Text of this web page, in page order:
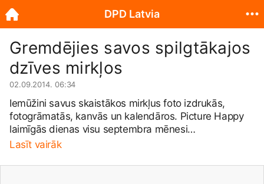
Gremdējies savos spilgtākajos
dzīves mirkļos
02.09.2014. 06:34
Iemūžini savus skaistākos mirkļus foto izdrukās,
fotogrāmatās, kanvās un kalendāros. Picture Happy
laimīgās dienas visu septembra mēnesi
www.picturehappy.lv/
tuvākajam DPD PAKU BODE punktam visā Latvijā.
Lasīt vairāk
DPD Latvia